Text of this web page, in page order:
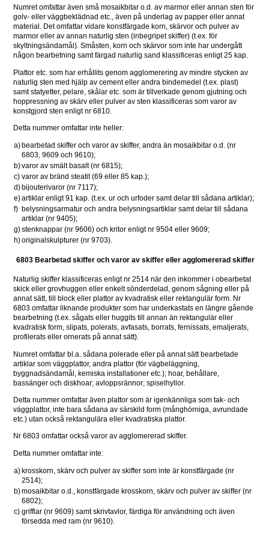
Numret omfattar även små mosaikbitar o.d. av marmor eller annan sten för
golv- eller väggbeklädnad etc., även på underlag av papper eller annat
material. Det omfattar vidare konstfärgade korn, skärvor och pulver av
marmor eller av annan naturlig sten (inbegripet skiffer) (t.ex. för
skyltningsändamål). Småsten, korn och skärvor som inte har undergått
någon bearbetning samt färgad naturlig sand klassificeras enligt 25 kap.
Plattor etc. som har erhållits genom agglomerering av mindre stycken av
naturlig sten med hjälp av cement eller andra bindemedel (t.ex. plast)
samt statyetter, pelare, skålar etc. som är tillverkade genom gjutning och
hoppressning av skärv eller pulver av sten klassificeras som varor av
konstgjord sten enligt nr 6810.
Detta nummer omfattar inte heller:
a) bearbetad skiffer och varor av skiffer, andra än mosaikbitar o.d. (nr
6803, 9609 och 9610);
b)varor av smält basalt (nr 6815);
c) varor av bränd steatit (69 eller 85 kap.);
d) bijouterivaror (nr 7117);
e)artiklar enligt 91 kap. (t.ex. ur och urfoder samt delar till sådana artiklar);
f) belysningsarmatur och andra belysningsartiklar samt delar till sådana
artiklar (nr 9405);
g)stenknappar (nr 9606) och kritor enligt nr 9504 eller 9609;
h)originalskulpturer (nr 9703).
6803 Bearbetad skiffer och varor av skiffer eller agglomererad skiffer
Naturlig skiffer klassificeras enligt nr 2514 när den inkommer i obearbetat
skick eller grovhuggen eller enkelt sönderdelad, genom sågning eller på
annat sätt, till block eller plattor av kvadratisk eller rektangulär form. Nr
6803 omfattar liknande produkter som har underkastats en längre gående
bearbetning (t.ex. sågats eller huggits till annan än rektangulär eller
kvadratisk form, slipats, polerats, avfasats, borrats, fernissats, emaljerats,
profilerats eller ornerats på annat sätt).
Numret omfattar bl.a. sådana polerade eller på annat sätt bearbetade
artiklar som väggplattor, andra plattor (för vägbeläggning,
byggnadsändamål, kemiska installationer etc.); hoar, behållare,
bassänger och diskhoar; avloppsrännor; spiselhyllor.
Detta nummer omfattar även plattor som är igenkännliga som tak- och
väggplattor, inte bara sådana av särskild form (månghörniga, avrundade
etc.) utan också rektangulära eller kvadratiska plattor.
Nr 6803 omfattar också varor av agglomererad skiffer.
Detta nummer omfattar inte:
a)krosskorn, skärv och pulver av skiffer som inte är konstfärgade (nr
2514);
b)mosaikbitar o.d., konstfärgade krosskorn, skärv och pulver av skiffer (nr
6802);
c) grifflar (nr 9609) samt skrivtavlor, färdiga för användning och även
försedda med ram (nr 9610).